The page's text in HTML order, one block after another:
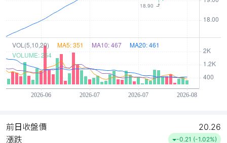
前日收盤價
20.26
漲跌
-0.21 (-1.02%)